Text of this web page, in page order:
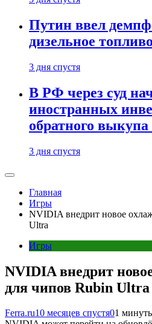
Путин ввел
дизельное топливо
3 дня спустя
В РФ через суд
иностранных
обратного
3 дня спустя
Главная
Игры
NVIDIA внедрит новое
Ultra
Игры
NVIDIA внедрит
для чипов Rubin Ultra
Ferra.ru10 месяцев спустя01